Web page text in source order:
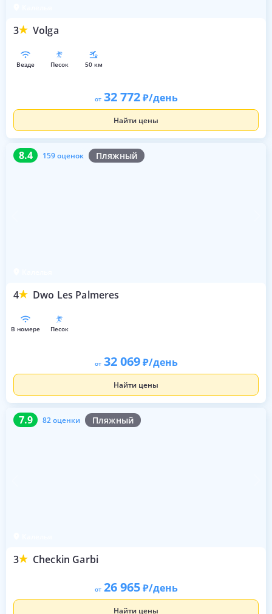
3 Volga
везде песок 50 км
от 32 772 /день
Найти цены
8.4 159 оценок Пляжный
4 Dwo Les Palmeres
8.4 159 оценок
в номере песок
от 32 069 /день
Найти цены
7.9 82 оценки Пляжный
3 Checkin Garbi
7.9 82 оценки
от 26 965 /день
Найти цены